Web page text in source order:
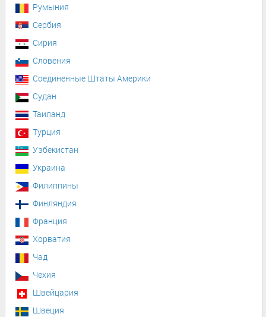
Румыния
Сербия
Сирия
Словения
Соединенные Штаты Америки
Судан
Таиланд
Турция
Узбекистан
Украина
Филиппины
Финляндия
Франция
Хорватия
Чад
Чехия
Швейцария
Швеция